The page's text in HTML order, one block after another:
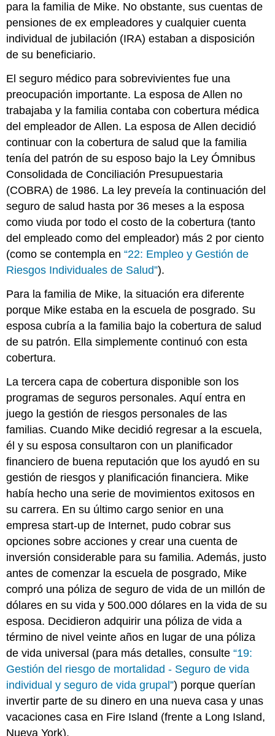
para la familia de Mike. No obstante, sus cuentas de
pensiones de ex empleadores y cualquier cuenta
individual de jubilación (IRA) estaban a disposición
de su beneficiario.
El seguro médico para sobrevivientes fue una
preocupación importante. La esposa de Allen no
trabajaba y la familia contaba con cobertura médica
del empleador de Allen. La esposa de Allen decidió
continuar con la cobertura de salud que la familia
tenía del patrón de su esposo bajo la Ley Ómnibus
Consolidada de Conciliación Presupuestaria
(COBRA) de 1986. La ley preveía la continuación del
seguro de salud hasta por 36 meses a la esposa
como viuda por todo el costo de la cobertura (tanto
del empleado como del empleador) más 2 por ciento
(como se contempla en“22: Empleo y Gestión de
Riesgos Individuales de Salud”).
Para la familia de Mike, la situación era diferente
porque Mike estaba en la escuela de posgrado. Su
esposa cubría a la familia bajo la cobertura de salud
de su patrón. Ella simplemente continuó con esta
cobertura.
La tercera capa de cobertura disponible son los
programas de seguros personales. Aquí entra en
juego la gestión de riesgos personales de las
familias. Cuando Mike decidió regresar a la escuela,
él y su esposa consultaron con un planificador
financiero de buena reputación que los ayudó en su
gestión de riesgos y planificación financiera. Mike
había hecho una serie de movimientos exitosos en
su carrera. En su último cargo senior en una
empresa start-up de Internet, pudo cobrar sus
opciones sobre acciones y crear una cuenta de
inversión considerable para su familia. Además, justo
antes de comenzar la escuela de posgrado, Mike
compró una póliza de seguro de vida de un millón de
dólares en su vida y 500.000 dólares en la vida de su
esposa. Decidieron adquirir una póliza de vida a
término de nivel veinte años en lugar de una póliza
de vida universal (para más detalles, consulte“19:
Gestión del riesgo de mortalidad - Seguro de vida
individual y seguro de vida grupal”) porque querían
invertir parte de su dinero en una nueva casa y unas
vacaciones casa en Fire Island (frente a Long Island,
Nueva York).